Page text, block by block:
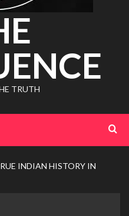
TRUTH
INDIAN HISTORY IN